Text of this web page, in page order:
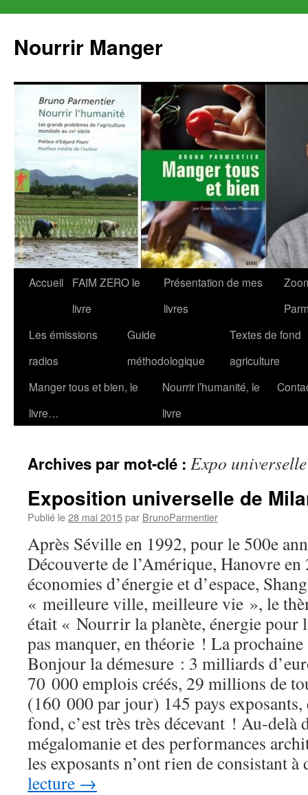
contenu
Nourrir Manger
Accueil
FAIM ZERO le
livre
Présentation de mes
livres
Les émissions
radios
Guide
méthodologique
Textes de fond
agriculture
Manger tous et bien, le
livre…
Nourrir l’humanité, le
livre
Archives par mot-clé : Expo universelle
Exposition universelle de
Publié le28 mai 2015par BrunoParmentier
Après Séville en 1992, pour le 500e
Découverte de l’Amérique, Hanovre en
économies d’énergie et d’espace,
« meilleure ville, meilleure vie », le
était « Nourrir la planète, énergie pour
pas manquer, en théorie ! La
Bonjour la démesure : 3 milliards
70 000 emplois créés, 29 millions de
(160 000 par jour) 145 pays
fond, c’est très très décevant ! Au-delà
mégalomanie et des performances
les exposants n’ont rien de consistant
lecture →